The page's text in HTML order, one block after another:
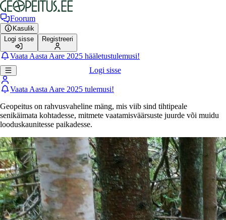
Foorum
Kasulik
Logi sisse
Registreeri
Vaata Aasta Aare 2025 hääletustulemusi!
Logi sisse
Vaata Aasta Aare 2025 tulemusi!
Geopeitus on rahvusvaheline mäng, mis viib sind tihtipeale
senikäimata kohtadesse, mitmete vaatamisväärsuste juurde või muidu
looduskaunitesse paikadesse.